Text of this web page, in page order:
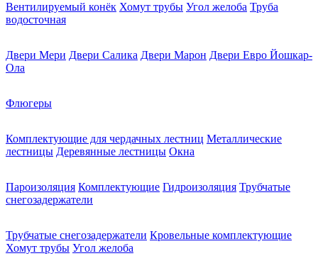
Вентилируемый конёк Хомут трубы Угол желоба Труба
водосточная
Двери Мери Двери Салика Двери Марон Двери Евро Йошкар-
Ола
Флюгеры
Комплектующие для чердачных лестниц Металлические
лестницы Деревянные лестницы Окна
Пароизоляция Комплектующие Гидроизоляция Трубчатые
снегозадержатели
Трубчатые снегозадержатели Кровельные комплектующие
Хомут трубы Угол желоба